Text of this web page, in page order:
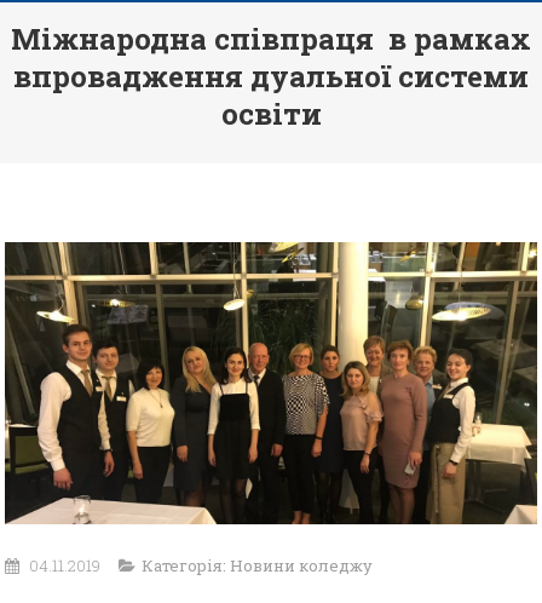
Міжнародна співпраця в рамках
впровадження дуальної системи
освіти
04.11.2019 Категорія: Новини коледжу